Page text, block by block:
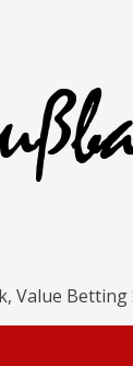
Value Betting